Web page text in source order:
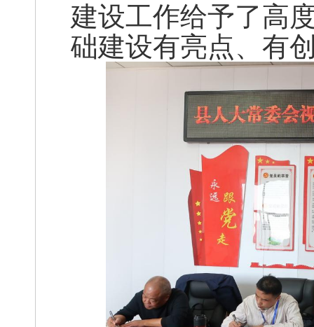
建设工作给予了高
础建设有亮点、有